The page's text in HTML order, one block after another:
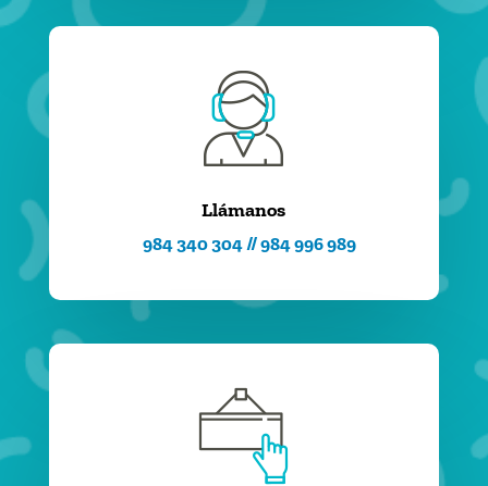
Llámanos
984 340 304 // 984 996 989